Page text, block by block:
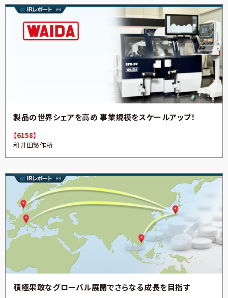
製品の世界シェアを高め 事業規模をスケールアップ！
【6158】
和井田製作所
積極果敢なグローバル展開でさらなる成長を目指す